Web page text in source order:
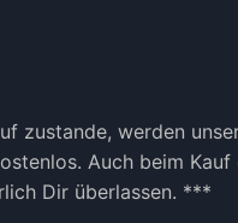
zustande, werden
Auch beim
Dir überlassen. ***